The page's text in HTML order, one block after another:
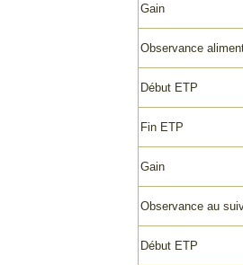
Gain
Observance
Début ETP
Fin ETP
Gain
Observance au
Début ETP